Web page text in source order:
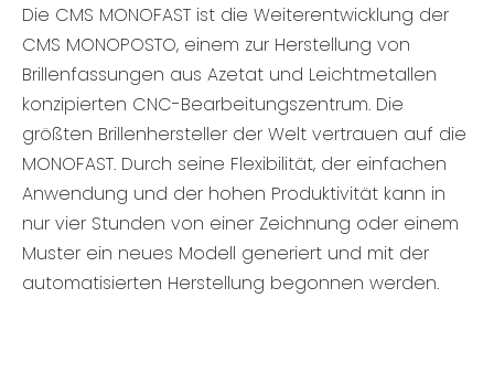
Die CMS MONOFAST ist die Weiterentwicklung der
CMS MONOPOSTO, einem zur Herstellung von
Brillenfassungen aus Azetat und Leichtmetallen
konzipierten CNC-Bearbeitungszentrum. Die
größten Brillenhersteller der Welt vertrauen auf die
MONOFAST. Durch seine Flexibilität, der einfachen
Anwendung und der hohen Produktivität kann in
nur vier Stunden von einer Zeichnung oder einem
Muster ein neues Modell generiert und mit der
automatisierten Herstellung begonnen werden.